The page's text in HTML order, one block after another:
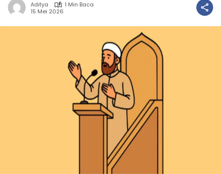
Aditya
1 Min Baca
15 Mei 2026